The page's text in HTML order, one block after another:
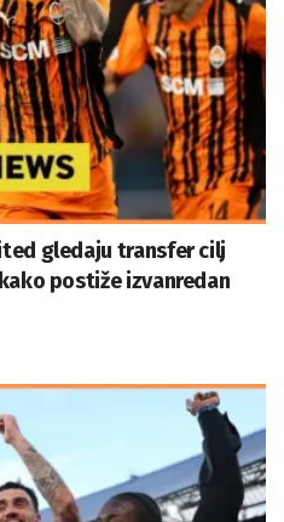
gledaju transfer cilj
postiže izvanredan